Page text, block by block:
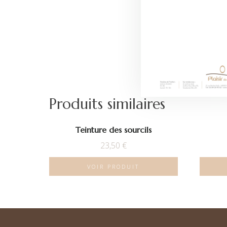
Produits similaires
Teinture des sourcils
23,50 €
VOIR PRODUIT